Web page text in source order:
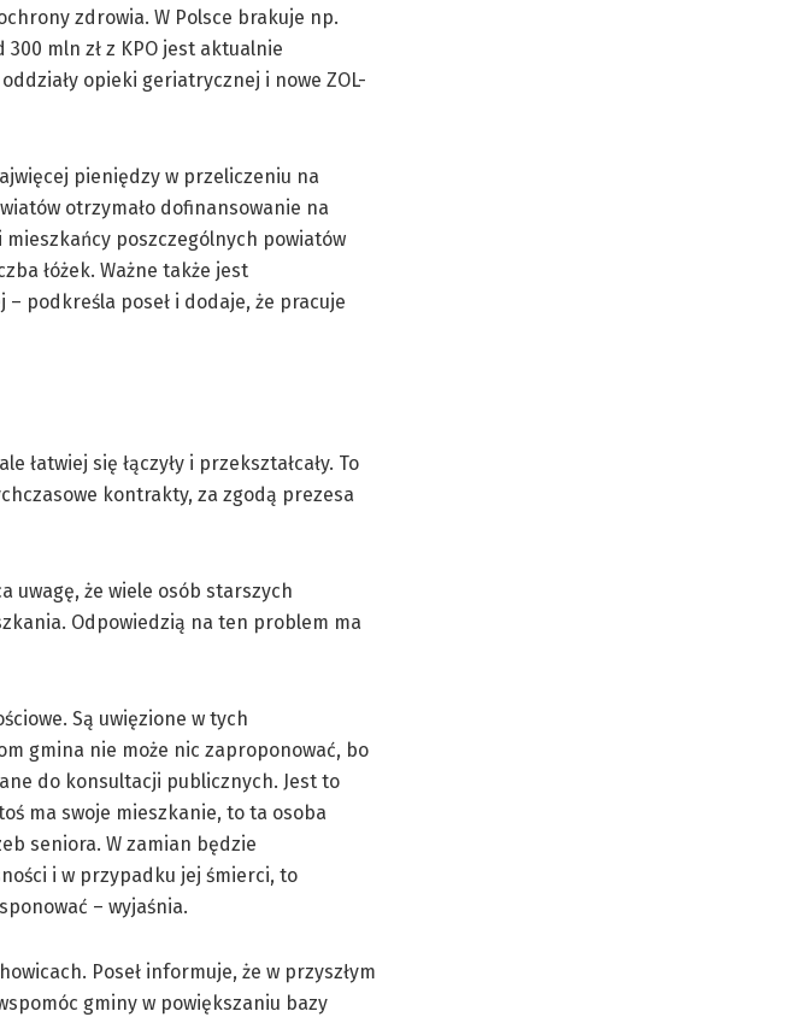
zdrowia. W Polsce brakuje np.
mln zł z KPO jest aktualnie
opieki geriatrycznej i nowe ZOL-
pieniędzy w przeliczeniu na
otrzymało dofinansowanie na
mieszkańcy poszczególnych powiatów
łóżek. Ważne także jest
podkreśla poseł i dodaje, że pracuje
się łączyły i przekształcały. To
kontrakty, za zgodą prezesa
uwagę, że wiele osób starszych
Odpowiedzią na ten problem ma
Są uwięzione w tych
gmina nie może nic zaproponować, bo
do konsultacji publicznych. Jest to
ma swoje mieszkanie, to ta osoba
seniora. W zamian będzie
i w przypadku jej śmierci, to
– wyjaśnia.
Poseł informuje, że w przyszłym
gminy w powiększaniu bazy